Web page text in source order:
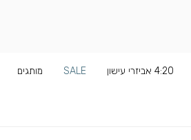
4:20 אביזרי עישון SALE מותגים